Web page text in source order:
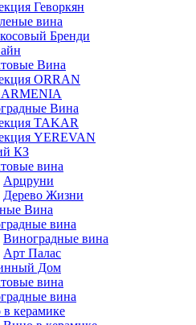
Геворкян
вина
Бренди
Вина
ORRAN
Вина
TAKAR
YEREVAN
КЗ
вина
Арцруни
Дерево Жизни
Вина
вина
Виноградные вина
Арт Палас
Дом
вина
вина
керамике